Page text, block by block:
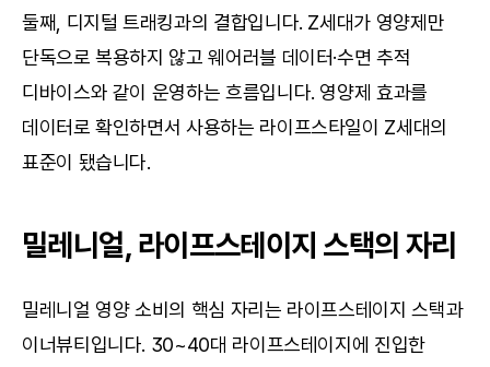
둘째, 디지털 트래킹과의 결합입니다. Z세대가 영양제만
단독으로 복용하지 않고 웨어러블 데이터·수면 추적
디바이스와 같이 운영하는 흐름입니다. 영양제 효과를
데이터로 확인하면서 사용하는 라이프스타일이 Z세대의
표준이 됐습니다.
밀레니얼, 라이프스테이지 스택의 자리
밀레니얼 영양 소비의 핵심 자리는 라이프스테이지 스택과
이너뷰티입니다. 30~40대 라이프스테이지에 진입한